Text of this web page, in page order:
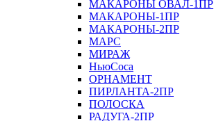
МАКАРОНЫ ОВАЛ-1ПР
МАКАРОНЫ-1ПР
МАКАРОНЫ-2ПР
МАРС
МИРАЖ
НьюСоса
ОРНАМЕНТ
ПИРЛАНТА-2ПР
ПОЛОСКА
РАДУГА-2ПР